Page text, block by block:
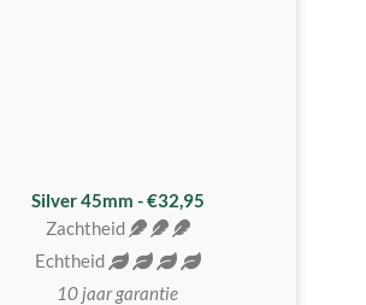
MEEST GEKOZEN
Silver 45mm - €32,95
Zachtheid
Echtheid
10 jaar garantie